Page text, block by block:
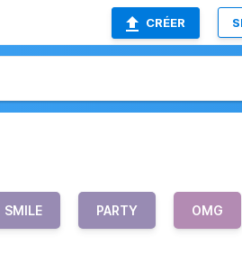
CRÉER
SMILE PARTY OMG